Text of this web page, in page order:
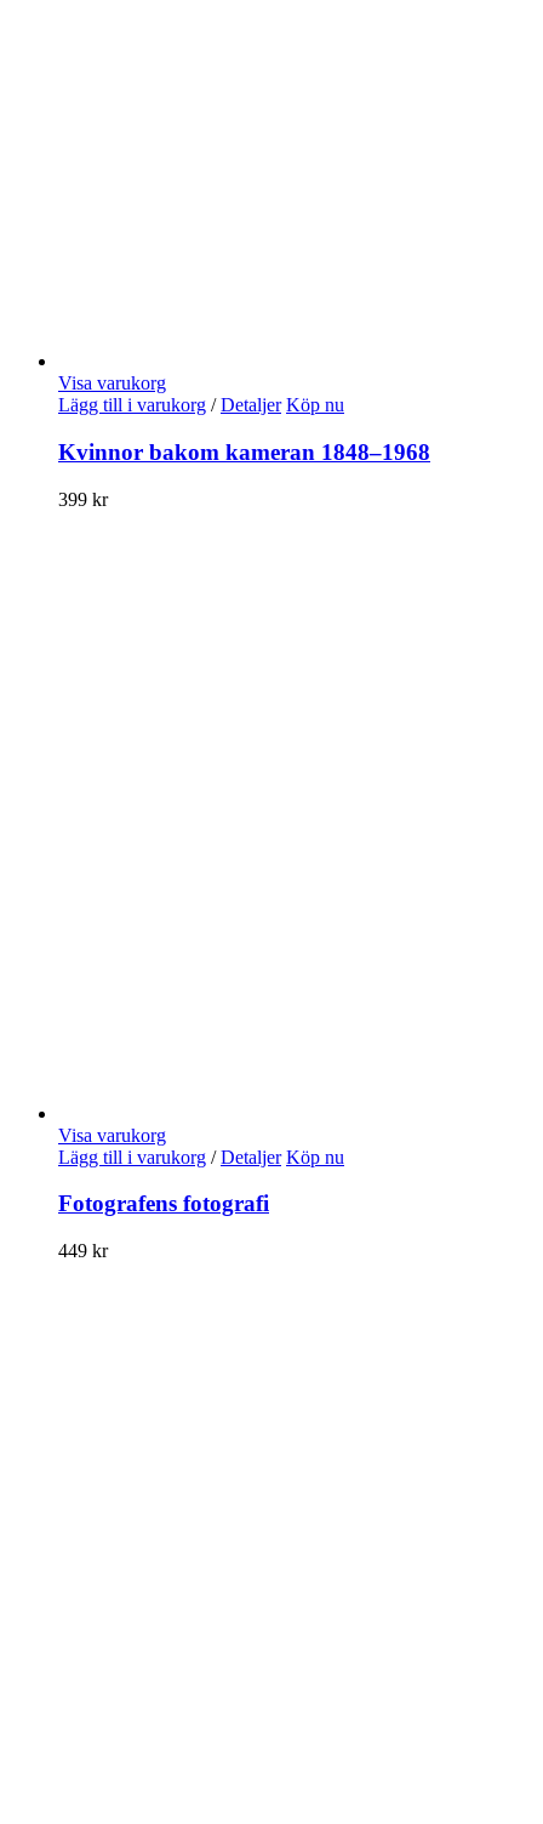
Visa varukorg
Lägg till i varukorg / Detaljer Köp nu
Kvinnor bakom kameran 1848–1968
399 kr
Visa varukorg
Lägg till i varukorg / Detaljer Köp nu
Fotografens fotografi
449 kr